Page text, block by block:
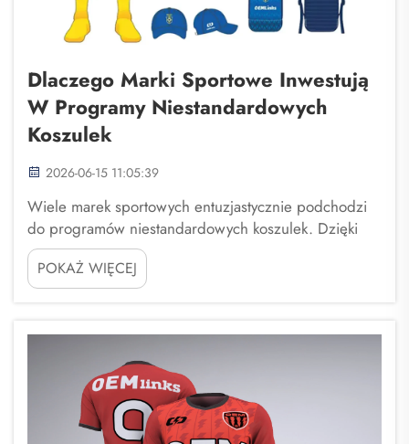
Dlaczego Marki Sportowe Inwestują
W Programy Niestandardowych
Koszulek
2026-06-15 11:05:39
Wiele marek sportowych entuzjastycznie podchodzi
do programów niestandardowych koszulek. Dzięki
tym programom fani mogą tworzyć własne koszulki z
wybranymi imionami, numerami i projektami. Fuzhou
Saipulang Trading to jedna z firm, która bardzo
ważna jest i...
POKAŻ WIĘCEJ